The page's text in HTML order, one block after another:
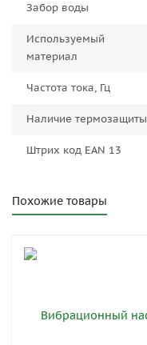
Забор воды
Используемый
материал
Частота тока, Гц
Наличие термозащиты
Штрих код EAN 13
Похожие товары